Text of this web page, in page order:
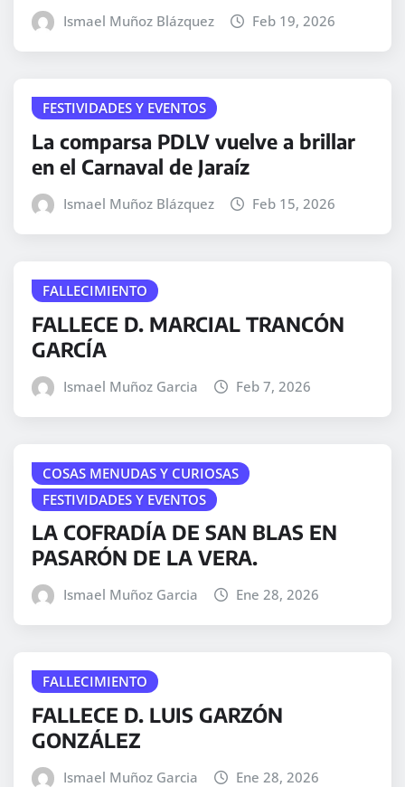
Ismael Muñoz Blázquez Feb 19, 2026
FESTIVIDADES Y EVENTOS
La comparsa PDLV vuelve a brillar
en el Carnaval de Jaraíz
Ismael Muñoz Blázquez Feb 15, 2026
FALLECIMIENTO
FALLECE D. MARCIAL TRANCÓN
GARCÍA
Ismael Muñoz Garcia Feb 7, 2026
COSAS MENUDAS Y CURIOSAS
FESTIVIDADES Y EVENTOS
LA COFRADÍA DE SAN BLAS EN
PASARÓN DE LA VERA.
Ismael Muñoz Garcia Ene 28, 2026
FALLECIMIENTO
FALLECE D. LUIS GARZÓN
GONZÁLEZ
Ismael Muñoz Garcia Ene 28, 2026